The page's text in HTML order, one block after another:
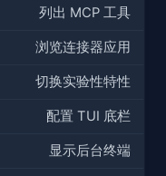
列出 MCP 工具
浏览连接器应用
切换实验性特性
配置 TUI 底栏
显示后台终端